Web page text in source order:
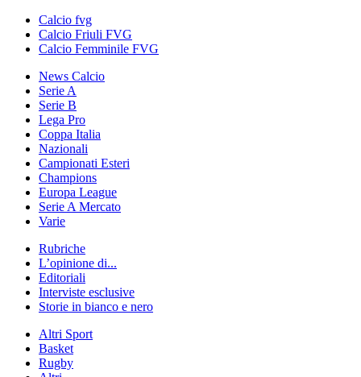
Calcio fvg
Calcio Friuli FVG
Calcio Femminile FVG
News Calcio
Serie A
Serie B
Lega Pro
Coppa Italia
Nazionali
Campionati Esteri
Champions
Europa League
Serie A Mercato
Varie
Rubriche
L’opinione di...
Editoriali
Interviste esclusive
Storie in bianco e nero
Altri Sport
Basket
Rugby